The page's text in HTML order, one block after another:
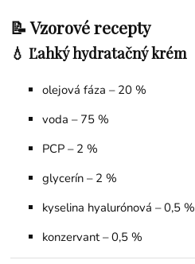
📝 Vzorové recepty
💧 Ľahký hydratačný krém
olejová fáza – 20 %
voda – 75 %
PCP – 2 %
glycerín – 2 %
kyselina hyalurónová – 0,5 %
konzervant – 0,5 %